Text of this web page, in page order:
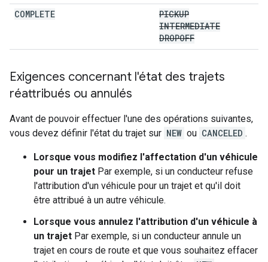
COMPLETE
PICKUP
INTERMEDIATE
DROPOFF
Exigences concernant l'état des trajets
réattribués ou annulés
Avant de pouvoir effectuer l'une des opérations suivantes,
vous devez définir l'état du trajet sur NEW ou CANCELED .
Lorsque vous modifiez l'affectation d'un véhicule
pour un trajet Par exemple, si un conducteur refuse
l'attribution d'un véhicule pour un trajet et qu'il doit
être attribué à un autre véhicule.
Lorsque vous annulez l'attribution d'un véhicule à
un trajet Par exemple, si un conducteur annule un
trajet en cours de route et que vous souhaitez effacer